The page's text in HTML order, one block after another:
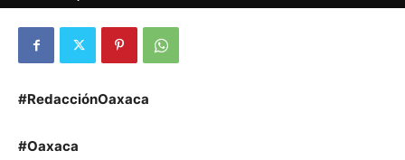
#RedacciónOaxaca
#Oaxaca